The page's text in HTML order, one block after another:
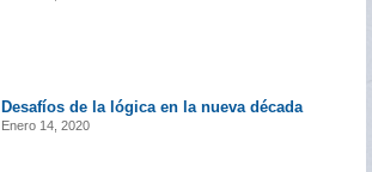
Desafíos de la lógica en la nueva década
Enero 14, 2020